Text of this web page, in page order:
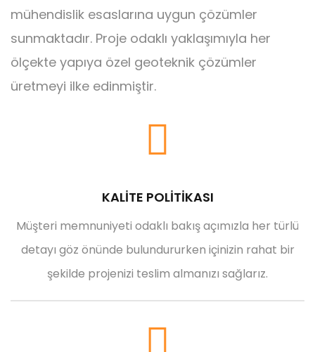
mühendislik esaslarına uygun çözümler
sunmaktadır. Proje odaklı yaklaşımıyla her
ölçekte yapıya özel geoteknik çözümler
üretmeyi ilke edinmiştir.
KALİTE POLİTİKASI
Müşteri memnuniyeti odaklı bakış açımızla her türlü
detayı göz önünde bulundururken içinizin rahat bir
şekilde projenizi teslim almanızı sağlarız.